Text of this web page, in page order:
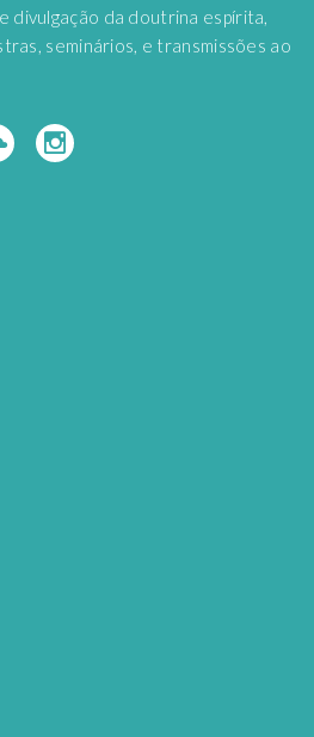
divulgação da doutrina espírita,
seminários, e transmissões ao